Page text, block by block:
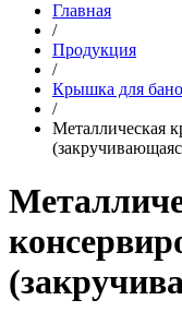
Главная
/
Продукция
/
Крышка для
/
Металлическая